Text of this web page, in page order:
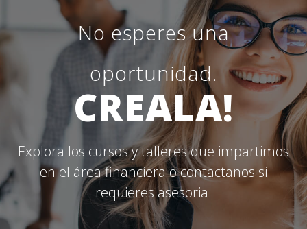
No esperes una
oportunidad.
CREALA!
Explora los cursos y talleres que impartimos
en el área financiera o contactanos si
requieres asesoria.